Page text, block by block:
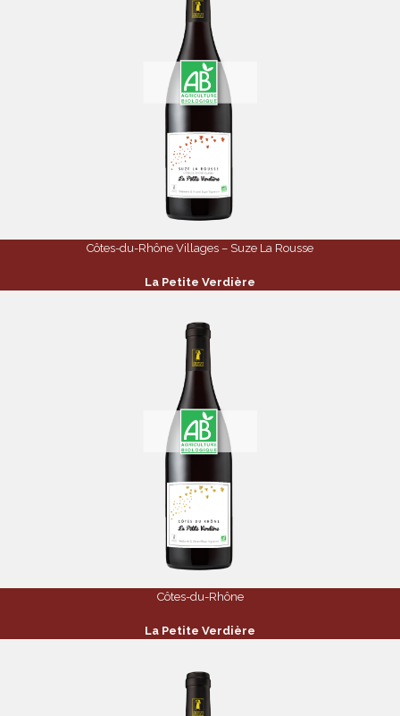
Côtes-du-Rhône Villages – Suze La Rousse
La Petite Verdière
Côtes-du-Rhône
La Petite Verdière